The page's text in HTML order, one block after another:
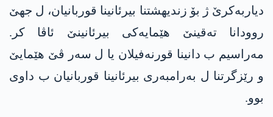
دیاربەکرێ ژ بۆ زندیھشتنا بیرئانینا قوربانیان، ل جھێ
روودانا تەقینێ هێمایەکی بیرئانینێ ئاڤا کر.
مەراسیم ب دانینا قورنەفیلان یا ل سەر ڤێ هێمایێ
و رێزگرتنا ل بەرامبەری بیرئانینا قوربانیان ب داوی
بوو.